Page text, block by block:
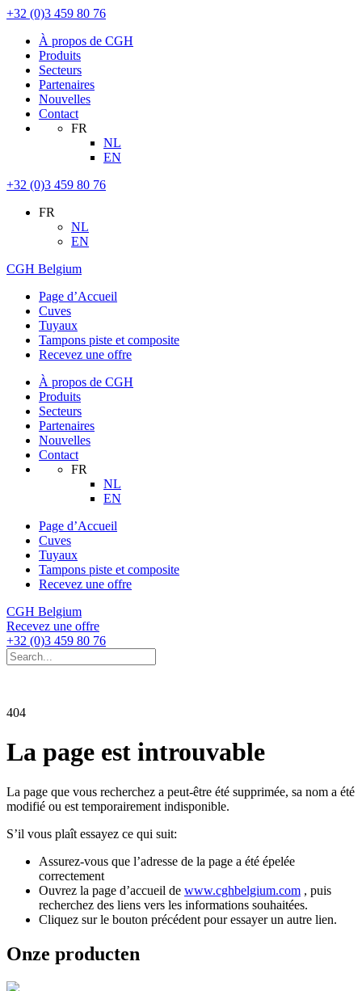
+32 (0)3 459 80 76
À propos de CGH
Produits
Secteurs
Partenaires
Nouvelles
Contact
FR
NL
EN
+32 (0)3 459 80 76
FR
NL
EN
CGH Belgium
Page d’Accueil
Cuves
Tuyaux
Tampons piste et composite
Recevez une offre
À propos de CGH
Produits
Secteurs
Partenaires
Nouvelles
Contact
FR
NL
EN
Page d’Accueil
Cuves
Tuyaux
Tampons piste et composite
Recevez une offre
CGH Belgium
Recevez une offre
+32 (0)3 459 80 76
404
La page est introuvable
La page que vous recherchez a peut-être été supprimée, sa nom a été
modifié ou est temporairement indisponible.
S’il vous plaît essayez ce qui suit:
Assurez-vous que l’adresse de la page a été épelée
correctement
Ouvrez la page d’accueil de www.cghbelgium.com , puis
recherchez des liens vers les informations souhaitées.
Cliquez sur le bouton précédent pour essayer un autre lien.
Onze producten